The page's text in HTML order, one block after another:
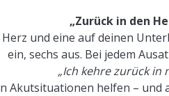
„Zurück in den
und eine auf deinen
ein, sechs aus. Bei jedem
„Ich kehre zurück in
Akutsituationen helfen – und